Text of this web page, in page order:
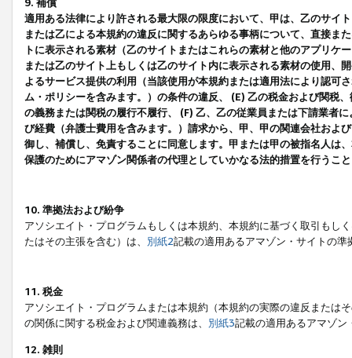
9. 補償
適用ある法律により許される最大限の限度において、甲は、乙のサイ
または乙による本規約の違反に関するあらゆる事柄について、直接ま
トに表示される素材（乙のサイトまたはこれらの素材と他のアプリ
または乙のサイト上もしくは乙のサイト内に表示される素材の使用、
よるサービス提供の利用（当該使用が本規約または適用法により認可
ム・ポリシーを含みます。）の条件の違反、 (E) 乙の税金および関税
の義務または関税の履行不履行、 (F) 乙、乙の従業員または下請業者
び経費（弁護士費用を含みます。）請求から、甲、甲の関連会社およ
御し、補償し、免責することに同意します。甲または甲の被指名人は
保護のためにアマゾン関係者の代理としていかなる法的措置を行うこ
10. 準拠法および紛争
アソシエイト・プログラムもしくは本規約、本規約に基づく取引もし
たはその主張を含む）は、 別紙2記載の適用あるアマゾン・サイトの
11. 税金
アソシエイト・プログラムまたは本規約（本規約の実際の違反または
の関係に関する税金および関連義務は、 別紙3記載の適用あるアマゾン
12. 雑則